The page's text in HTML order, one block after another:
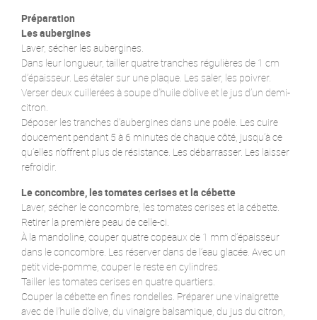
Préparation
Les aubergines
Laver, sécher les aubergines.
Dans leur longueur, tailler quatre tranches régulières de 1 cm
d’épaisseur. Les étaler sur une plaque. Les saler, les poivrer.
Verser deux cuillerées à soupe d’huile d’olive et le jus d’un demi-
citron.
Déposer les tranches d’aubergines dans une poêle. Les cuire
doucement pendant 5 à 6 minutes de chaque côté, jusqu’à ce
qu’elles n’offrent plus de résistance. Les débarrasser. Les laisser
refroidir.
Le concombre, les tomates cerises et la cébette
Laver, sécher le concombre, les tomates cerises et la cébette.
Retirer la première peau de celle-ci.
À la mandoline, couper quatre copeaux de 1 mm d’épaisseur
dans le concombre. Les réserver dans de l’eau glacée. Avec un
petit vide-pomme, couper le reste en cylindres.
Tailler les tomates cerises en quatre quartiers.
Couper la cébette en fines rondelles. Préparer une vinaigrette
avec de l’huile d’olive, du vinaigre balsamique, du jus du citron,